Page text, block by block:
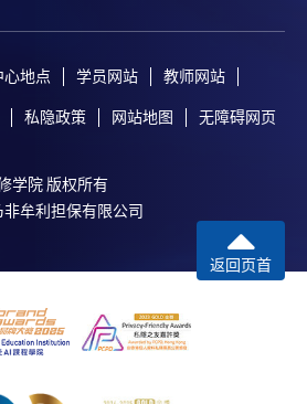
地点 学员网站 教师网站
私隐政策 网站地图 无障碍网页
学院 版权所有
牟利担保有限公司
返回页首